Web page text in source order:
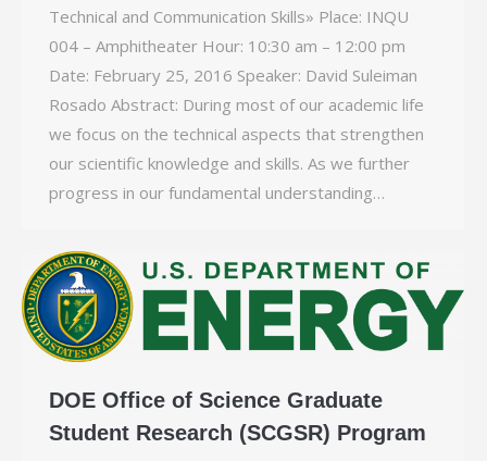
Technical and Communication Skills» Place: INQU
004 – Amphitheater Hour: 10:30 am – 12:00 pm
Date: February 25, 2016 Speaker: David Suleiman
Rosado Abstract: During most of our academic life
we focus on the technical aspects that strengthen
our scientific knowledge and skills. As we further
progress in our fundamental understanding…
DOE Office of Science Graduate
Student Research (SCGSR) Program